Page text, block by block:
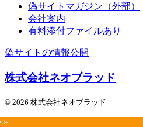
偽サイトマガジン（外部）
会社案内
有料添付ファイルあり
偽サイトの情報公開
株式会社ネオブラッド
© 2026 株式会社ネオブラッド
»